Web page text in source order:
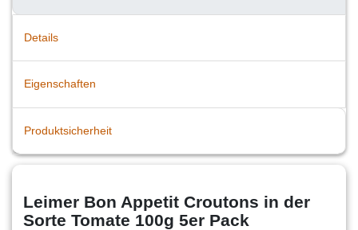
Details
Eigenschaften
Produktsicherheit
Leimer Bon Appetit Croutons in der
Sorte Tomate 100g 5er Pack